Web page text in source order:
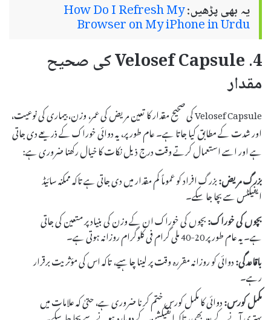
یہ بھی پڑھیں:How Do I Refresh My
Browser on My iPhone in Urdu
4. Velosef Capsule کی صحیح
مقدار
Velosef Capsule کی صحیح مقدار کا تعین مریض کی عمر، وزن، بیماری کی نوعیت،
اور شدت کے مطابق کیا جاتا ہے۔ عام طور پر، یہ دوائی خوراک کے ذریعے دی جاتی
ہے اور اسے استعمال کرتے وقت درج ذیل نکات کا خیال رکھنا ضروری ہے:
بزرگ مریض:بزرگ افراد کو عموماً کم مقدار میں دی جاتی ہے تاکہ ممکنہ سائیڈ
ایفیکٹس سے بچا جا سکے۔
بچوں کی خوراک:بچوں کی خوراک ان کے وزن کی بنیاد پر متعین کی جاتی
ہے۔ یہ عام طور پر 20-40 ملی گرام فی کلوگرام روزانہ ہوتی ہے۔
باقاعدگی:دوائی کو روزانہ مقررہ وقت پر لینا چاہیے، تاکہ اس کی مؤثریت برقرار
رہے۔
مکمل کورس:دوائی کا مکمل کورس ختم کرنا ضروری ہے، حتیٰ کہ علامات میں